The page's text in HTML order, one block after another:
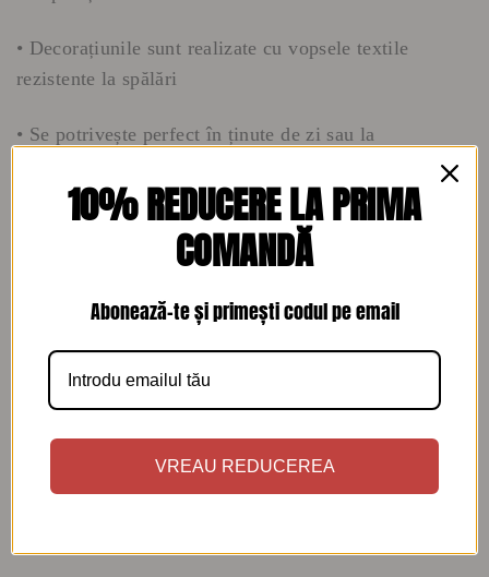
• Decorațiunile sunt realizate cu vopsele textile
rezistente la spălări
• Se potrivește perfect în ținute de zi sau la
Îngrijire:
• Se recomandă călcatul pe dos, evitând zona pictată
Fiecare rochie este unică datorită picturii manuale –
alege să porți artă, nu doar haine!
10% REDUCERE LA PRIMA
COMANDĂ
Abonează-te și primești codul pe email
VREAU REDUCEREA